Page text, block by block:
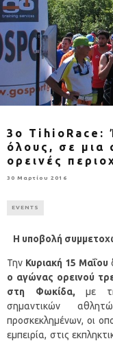
3o TihioRace:
όλους, σε μια
ορεινές
30 Μαρτίου 2016
EVENTS
Η υποβολή
Την Κυριακή 15 Μαΐου
ο αγώνας ορεινού
στη Φωκίδα, με τη
σημαντικών
προσκεκλημένων, οι
εμπειρία, στις